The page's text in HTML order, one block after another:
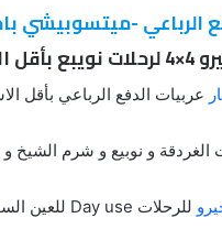
-ميتسوبيشي باجيرو –
عربيات الدفع الرباعي بأقل
الغردقة و نوبيع و شرم
للرحلات Day use للعين السخنة , وادي الريان , الاسكندرية .